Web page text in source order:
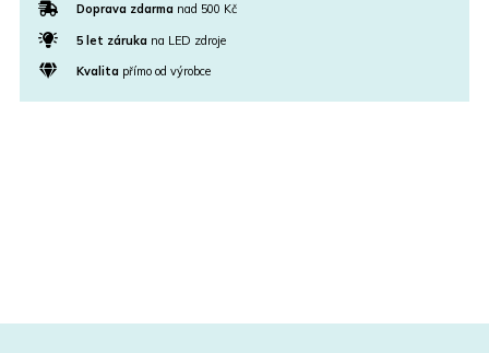
Doprava zdarma nad 500 Kč
5 let zárukana LED zdroje
Kvalitapřímo od výrobce